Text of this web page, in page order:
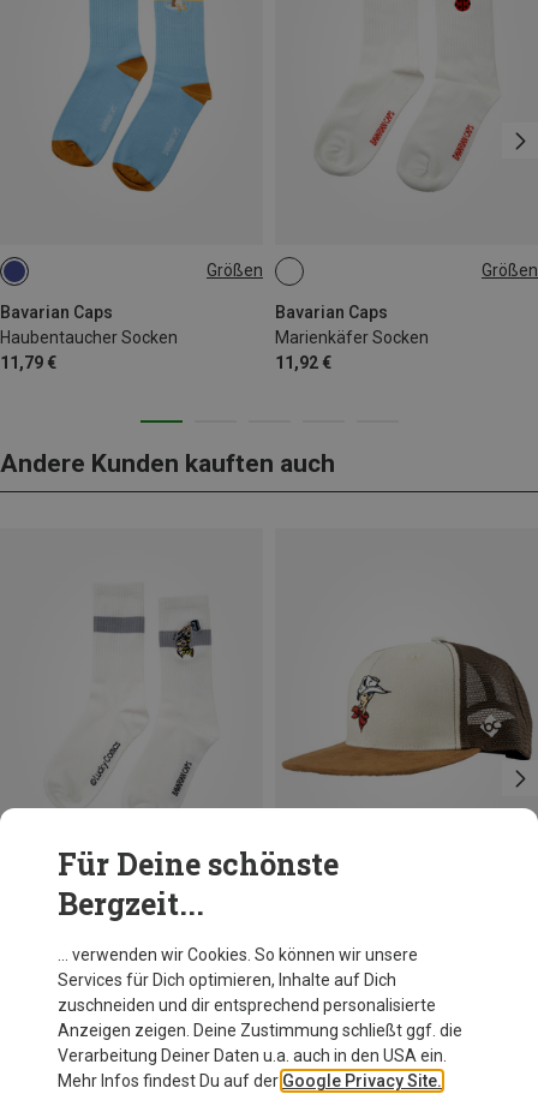
Größen
Bavarian Caps
Haubentaucher Socken
11,79 €
36|37|38|39|40
41|42|43|44|45|46
Größen
Bavarian Caps
Marienkäfer Socken
11,92 €
36|37|38|39|40
Andere Kunden kauften auch
Bavarian Caps
Joe Dalton Socken
41|42|43|44|45|46
Bavarian Caps
Lucky Luke Snapback Cap
40,91 €
Für Deine schönste
Bergzeit...
… verwenden wir Cookies. So können wir unsere
Services für Dich optimieren, Inhalte auf Dich
zuschneiden und dir entsprechend personalisierte
Anzeigen zeigen. Deine Zustimmung schließt ggf. die
Verarbeitung Deiner Daten u.a. auch in den USA ein.
Mehr Infos findest Du auf der Google Privacy Site.